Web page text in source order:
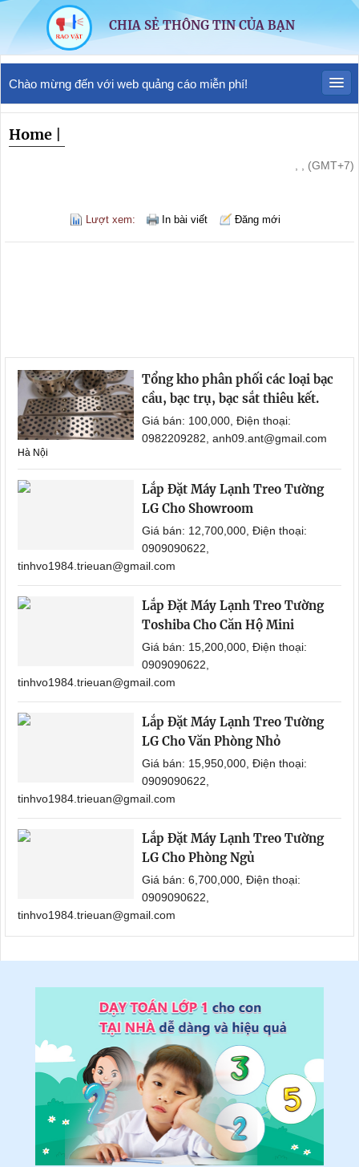
CHIA SẺ THÔNG TIN CỦA BẠN
Chào mừng đến với web quảng cáo miễn phí!
Home
, , (GMT+7)
Lượt xem: In bài viết Đăng mới
Tổng kho phân phối các loại bạc
cầu, bạc trụ, bạc sắt thiêu kết.
Giá bán: 100,000, Điện thoại:
0982209282, anh09.ant@gmail.com
Hà Nội
Lắp Đặt Máy Lạnh Treo Tường
LG Cho Showroom
Giá bán: 12,700,000, Điện thoại:
0909090622,
tinhvo1984.trieuan@gmail.com
Lắp Đặt Máy Lạnh Treo Tường
Toshiba Cho Căn Hộ Mini
Giá bán: 15,200,000, Điện thoại:
0909090622,
tinhvo1984.trieuan@gmail.com
Lắp Đặt Máy Lạnh Treo Tường
LG Cho Văn Phòng Nhỏ
Giá bán: 15,950,000, Điện thoại:
0909090622,
tinhvo1984.trieuan@gmail.com
Lắp Đặt Máy Lạnh Treo Tường
LG Cho Phòng Ngủ
Giá bán: 6,700,000, Điện thoại:
0909090622,
tinhvo1984.trieuan@gmail.com